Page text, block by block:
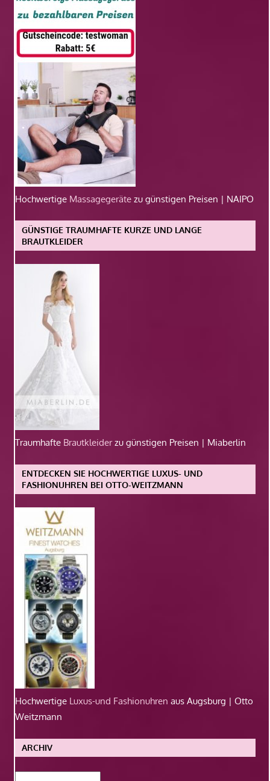
Hochwertige Massagegeräte zu günstigen Preisen | NAIPO
GÜNSTIGE TRAUMHAFTE KURZE UND LANGE
BRAUTKLEIDER
Traumhafte Brautkleiderzu günstigen Preisen | Miaberlin
ENTDECKEN SIE HOCHWERTIGE LUXUS- UND
FASHIONUHREN BEI OTTO-WEITZMANN
Hochwertige Luxus-und Fashionuhren aus Augsburg | Otto
Weitzmann
ARCHIV